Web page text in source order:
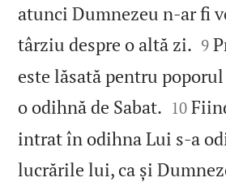
atunci Dumnezeu n‑ar fi
târziu despre o altă zi. 

9
este lăsată pentru
o odihnă de Sabat. 

10
intrat în odihna Lui s‑a
lucrările lui, ca și